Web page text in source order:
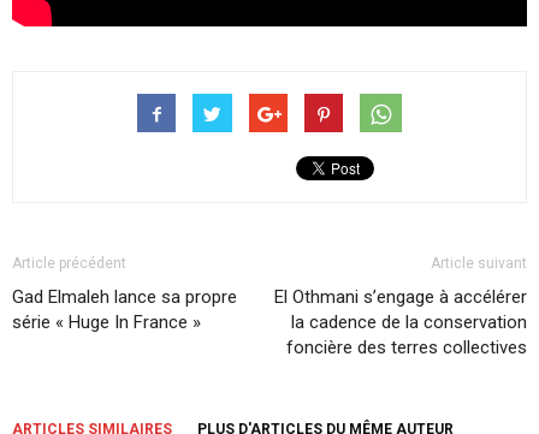
Article précédent
Gad Elmaleh lance sa propre
série « Huge In France »
Article suivant
El Othmani s’engage à accélérer
la cadence de la conservation
foncière des terres collectives
ARTICLES SIMILAIRES PLUS D'ARTICLES DU MÊME AUTEUR